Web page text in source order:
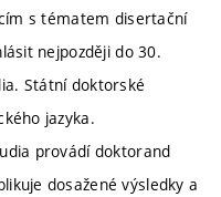
s tématem disertační
nejpozději do 30.
Státní doktorské
jazyka.
provádí doktorand
dosažené výsledky a